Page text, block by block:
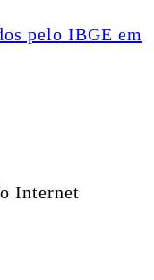
pelo IBGE em
Internet